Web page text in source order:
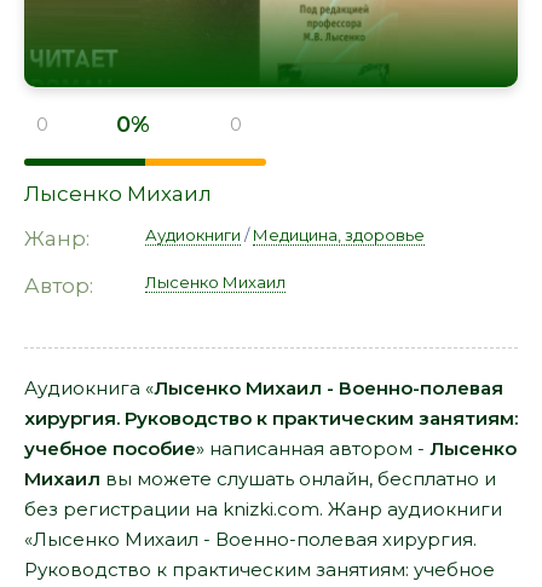
0 0% 0
Лысенко Михаил
Жанр:
Аудиокниги /Медицина, здоровье
Автор: Лысенко Михаил
Аудиокнига «Лысенко Михаил - Военно-полевая
хирургия. Руководство к практическим занятиям:
учебное пособие» написанная автором - Лысенко
Михаил вы можете слушать онлайн, бесплатно и
без регистрации на knizki.com. Жанр аудиокниги
«Лысенко Михаил - Военно-полевая хирургия.
Руководство к практическим занятиям: учебное